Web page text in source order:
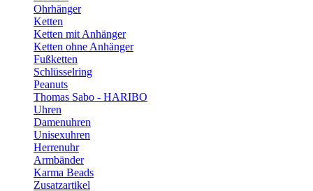
Ohrhänger
Ketten
Ketten mit Anhänger
Ketten ohne Anhänger
Fußketten
Schlüsselring
Peanuts
Thomas Sabo - HARIBO
Uhren
Damenuhren
Unisexuhren
Herrenuhr
Armbänder
Karma Beads
Zusatzartikel